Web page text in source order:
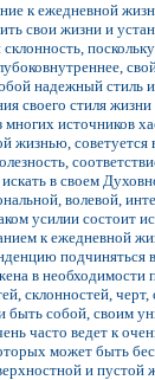
к ежедневной
свои жизни и
надежный стиль
своего стиля
источников
советуется
искать в своем
волевой,
усилии состоит
к ежедневной
подчиняться
в необходимости
склонностей,
быть собой, своим
часто ведет к
может быть
и